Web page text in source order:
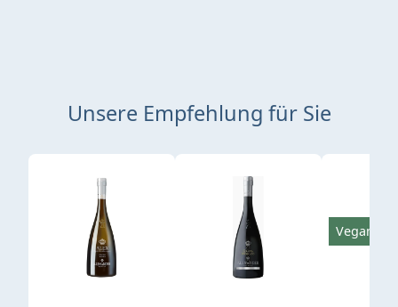
Unsere Empfehlung für Sie
Produktgalerie überspringen
Vegan